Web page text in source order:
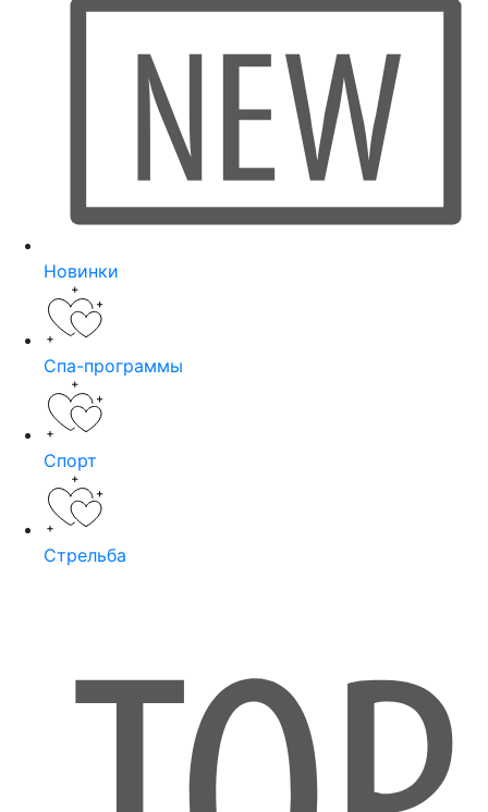
Новинки
Спа-программы
Спорт
Стрельба